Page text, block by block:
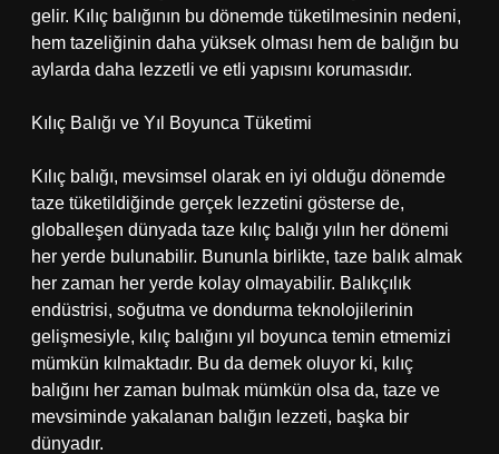
gelir. Kılıç balığının bu dönemde tüketilmesinin nedeni,
hem tazeliğinin daha yüksek olması hem de balığın bu
aylarda daha lezzetli ve etli yapısını korumasıdır.
Kılıç Balığı ve Yıl Boyunca Tüketimi
Kılıç balığı, mevsimsel olarak en iyi olduğu dönemde
taze tüketildiğinde gerçek lezzetini gösterse de,
globalleşen dünyada taze kılıç balığı yılın her dönemi
her yerde bulunabilir. Bununla birlikte, taze balık almak
her zaman her yerde kolay olmayabilir. Balıkçılık
endüstrisi, soğutma ve dondurma teknolojilerinin
gelişmesiyle, kılıç balığını yıl boyunca temin etmemizi
mümkün kılmaktadır. Bu da demek oluyor ki, kılıç
balığını her zaman bulmak mümkün olsa da, taze ve
mevsiminde yakalanan balığın lezzeti, başka bir
dünyadır.